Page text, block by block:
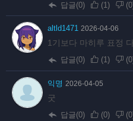
답글(0) (1) (0
altld1471 2026-04-06
1기보다 마히루 표정
답글(0) (1) (0
익명 2026-04-05
굿
답글(0) (0) (0